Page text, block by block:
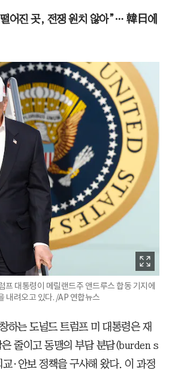
어진 곳, 전쟁 원치 않아”… 韓日에
프 대통령이 메릴랜드주 앤드루스 합동 기지에
내려오고 있다. /AP 연합뉴스
하는 도널드 트럼프 미 대통령은 재
줄이고 동맹의 부담 분담(burden s
·안보 정책을 구사해 왔다. 이 과정